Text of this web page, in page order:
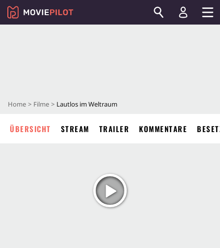
Home Filme Lautlos im Weltraum
ÜBERSICHT STREAM TRAILER KOMMENTARE